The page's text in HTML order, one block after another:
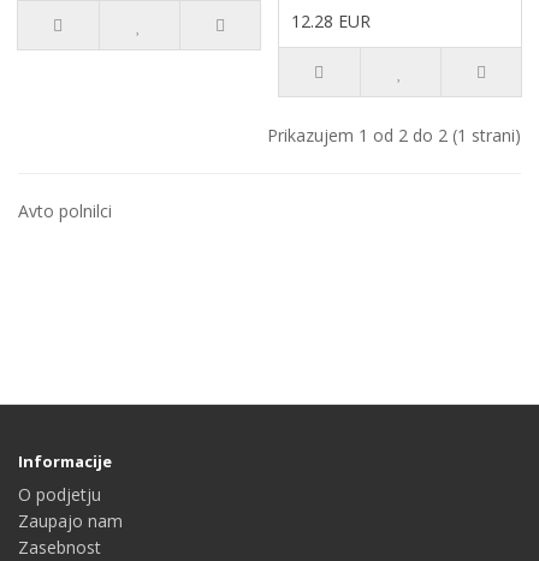
12.28 EUR
Prikazujem 1 od 2 do 2 (1 strani)
Avto polnilci
Informacije
O podjetju
Zaupajo nam
Zasebnost